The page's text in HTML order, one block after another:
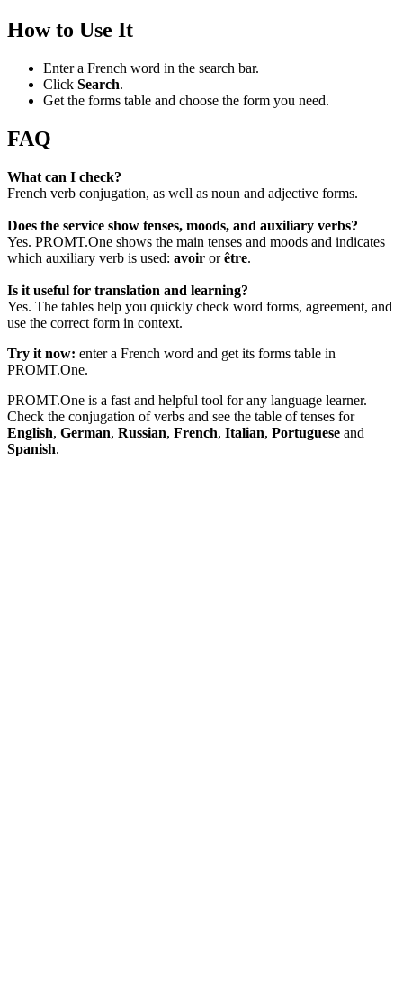
How to Use It
Enter a French word in the search bar.
Click Search.
Get the forms table and choose the form you need.
FAQ
What can I check?
French verb conjugation, as well as noun and adjective forms.
Does the service show tenses, moods, and auxiliary verbs?
Yes. PROMT.One shows the main tenses and moods and indicates
which auxiliary verb is used: avoir orêtre.
Is it useful for translation and learning?
Yes. The tables help you quickly check word forms, agreement, and
use the correct form in context.
Try it now: enter a French word and get its forms table in
PROMT.One.
PROMT.One is a fast and helpful tool for any language learner.
Check the conjugation of verbs and see the table of tenses for
English, German, Russian, French, Italian, Portuguese and
Spanish.